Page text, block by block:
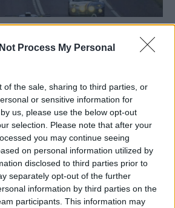
Process My Personal
of the sale, sharing to third parties, or
or sensitive information for
us, please use the below opt-out
selection. Please note that after your
you may continue seeing
on personal information utilized by
disclosed to third parties prior to
separately opt-out of the further
information by third parties on the
participants. This information may
ha valaki meghal a repülő